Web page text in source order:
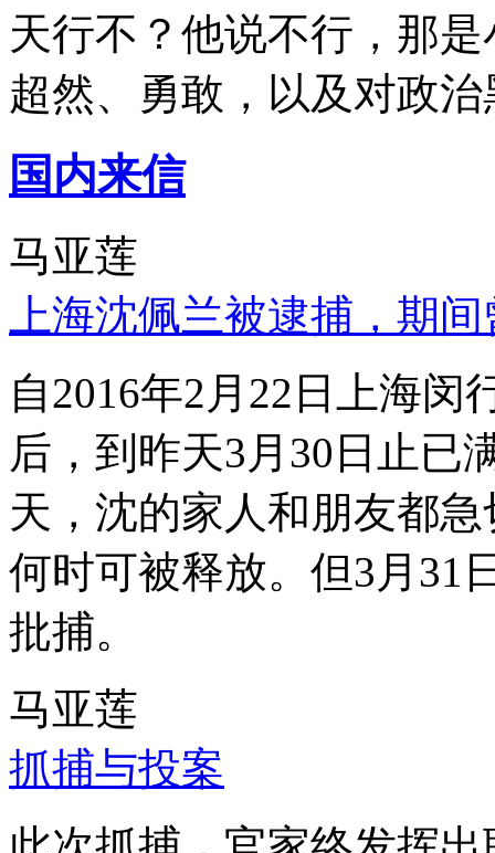
天行不？他说不行，那
超然、勇敢，以及对政
国内来信
马亚莲
上海沈佩兰被逮捕，期
自2016年2月22日上海
后，到昨天3月30日止已
天，沈的家人和朋友都
何时可被释放。但3月31
批捕。
马亚莲
抓捕与投案